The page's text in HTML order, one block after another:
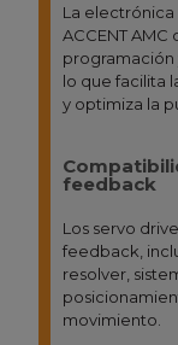
La electrónica
ACCENT
programación
lo que facilita
y optimiza la
feedback
Los servo
feedback,
resolver,
movimiento.